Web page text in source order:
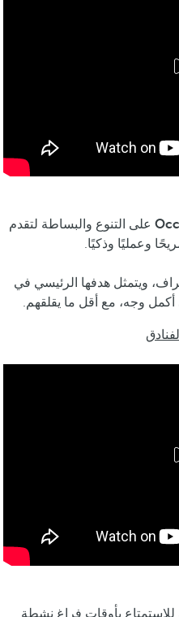
على التنوع والبساطة لتقدم
وعمليًا وذكيًا.
ويتمثل هدفها الرئيسي في
وجه، مع أقل ما يقلقهم.
بأوقات فراغ نشطة